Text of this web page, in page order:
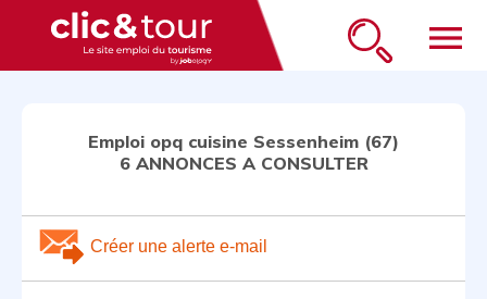
menu
Emploi opq cuisine Sessenheim (67)
6 ANNONCES A CONSULTER
Créer une alerte e-mail